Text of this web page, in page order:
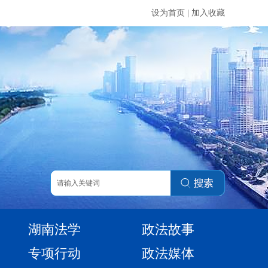
设为首页 加入收藏
湖南法学
政法故事
专项行动
政法媒体